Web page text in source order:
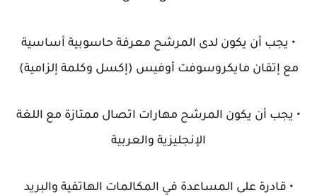
• يجب أن يكون لدى المرشح معرفة حاسوبية أساسية
مع إتقان مايكروسوفت أوفيس (إكسل وكلمة إلزامية)
• يجب أن يكون المرشح مهارات اتصال ممتازة مع اللغة
الإنجليزية والعربية
• قادرة على المساعدة في المكالمات الهاتفية والبريد